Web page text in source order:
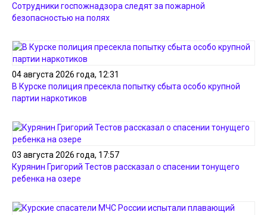
Сотрудники госпожнадзора следят за пожарной
безопасностью на полях
04 августа 2026 года, 12:31
В Курске полиция пресекла попытку сбыта особо крупной
партии наркотиков
03 августа 2026 года, 17:57
Курянин Григорий Тестов рассказал о спасении тонущего
ребенка на озере